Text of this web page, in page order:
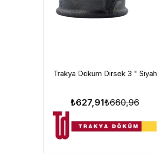
Trakya Döküm Dirsek 3 " Siyah
₺627,91₺660,96